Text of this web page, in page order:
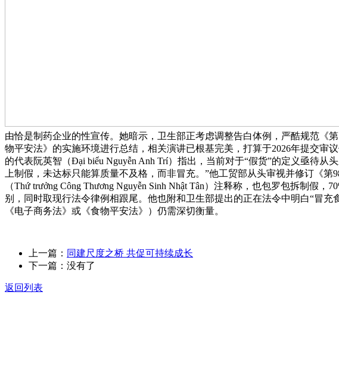
由恰是制药企业的性宣传。她暗示，卫生部正考虑调整告白体例，严酷规范《
物平安法》的实施环境进行总结，相关演讲已根基完美，打算于2026年提交审
的代表阮英智（Đại biểu Nguyễn Anh Trí）指出，当前对于“假货”的定义亟待
上制假，未达标只能算质量不及格，而非冒充。”他工贸部从头审视并修订《
（Thứ trưởng Công Thương Nguyễn Sinh Nhật Tân）注释称，也包罗包拆制
别，同时取现行法令律例相跟尾。他也附和卫生部提出的正在法令中明白“冒
《电子商务法》或《食物平安法》）仍需深切衡量。
上一篇： 同建尺度之桥 共促可持续成长
下一篇：没有了
返回列表